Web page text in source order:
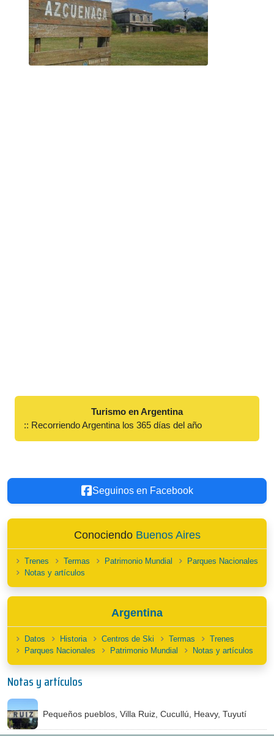
Turismo en Argentina
:: Recorriendo Argentina los 365 días del año
Seguinos en Facebook
Conociendo Buenos Aires
Trenes Termas Patrimonio Mundial
Parques Nacionales
Notas y artículos
Argentina
Datos Historia Centros de Ski Termas
Trenes
Parques Nacionales
Patrimonio Mundial Notas y artículos
Notas y artículos
Pequeños pueblos, Villa Ruiz, Cucullú, Heavy, Tuyutí